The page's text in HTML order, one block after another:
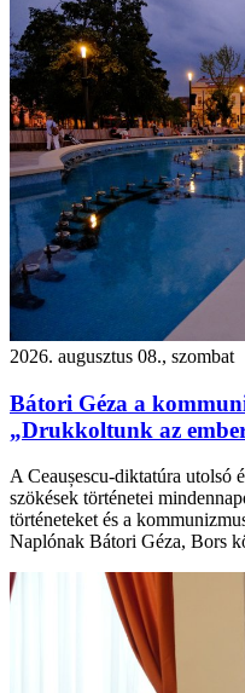
2026. augusztus 08., szombat
Bátori Géza a
„Drukkoltunk az
A Ceaușescu-diktatúra utolsó
szökések történetei
történeteket és a
Naplónak Bátori Géza, Bors